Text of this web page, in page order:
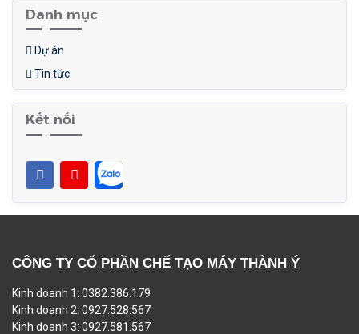
Danh mục
Dự án
Tin tức
Kết nối
CÔNG TY CỔ PHẦN CHẾ TẠO MÁY THÀNH Ý
Kinh doanh 1: 0382.386.179
Kinh doanh 2: 0927.528.567
Kinh doanh 3: 0927.581.567